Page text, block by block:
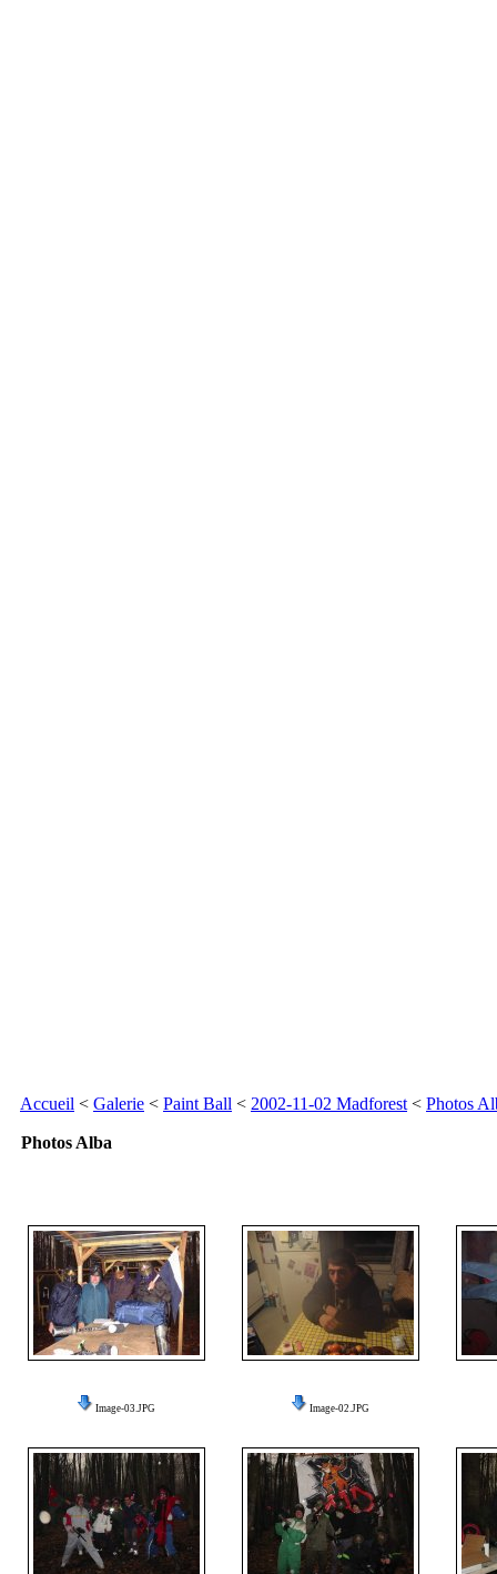
Accueil < Galerie < Paint Ball < 2002-11-02 Madforest < Photos
Photos Alba
Image-03.JPG Image-02.JPG